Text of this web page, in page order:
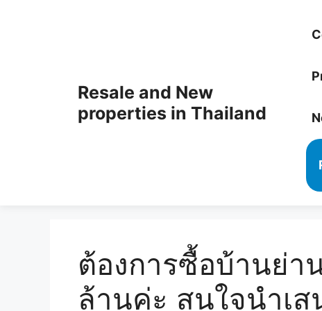
Resale and New
properties in Thailand
ต้องการซื้อบ้านย่า
ล้านค่ะ สนใจนำเ